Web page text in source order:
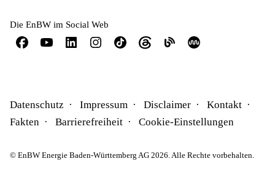
Die EnBW im Social Web
Datenschutz Impressum Disclaimer
Kontakt
Fakten
Barrierefreiheit Cookie-Einstellungen
© EnBW Energie Baden-Württemberg AG 2026. Alle Rechte vorbehalten.